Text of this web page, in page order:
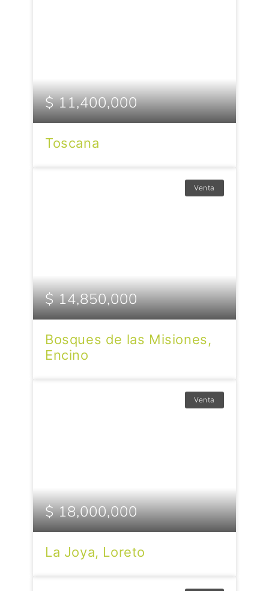
$ 11,400,000
Toscana
Venta
$ 14,850,000
Bosques de las Misiones,
Encino
Venta
$ 18,000,000
La Joya, Loreto